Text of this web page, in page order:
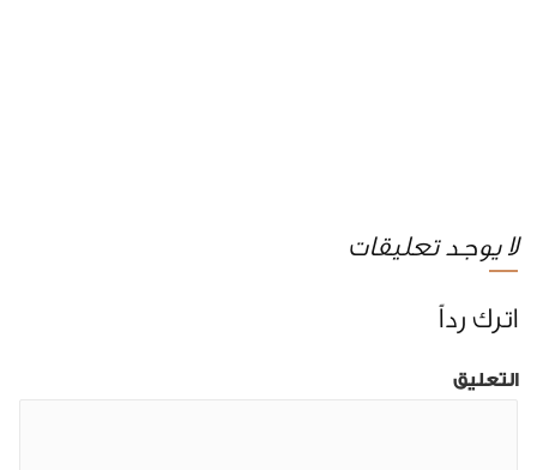
لا يوجد تعليقات
اترك رداً
التعليق